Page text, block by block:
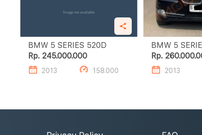
BMW 5 SERIES 520D
Rp. 245.000.000
2013 158.000
Rp.
2013